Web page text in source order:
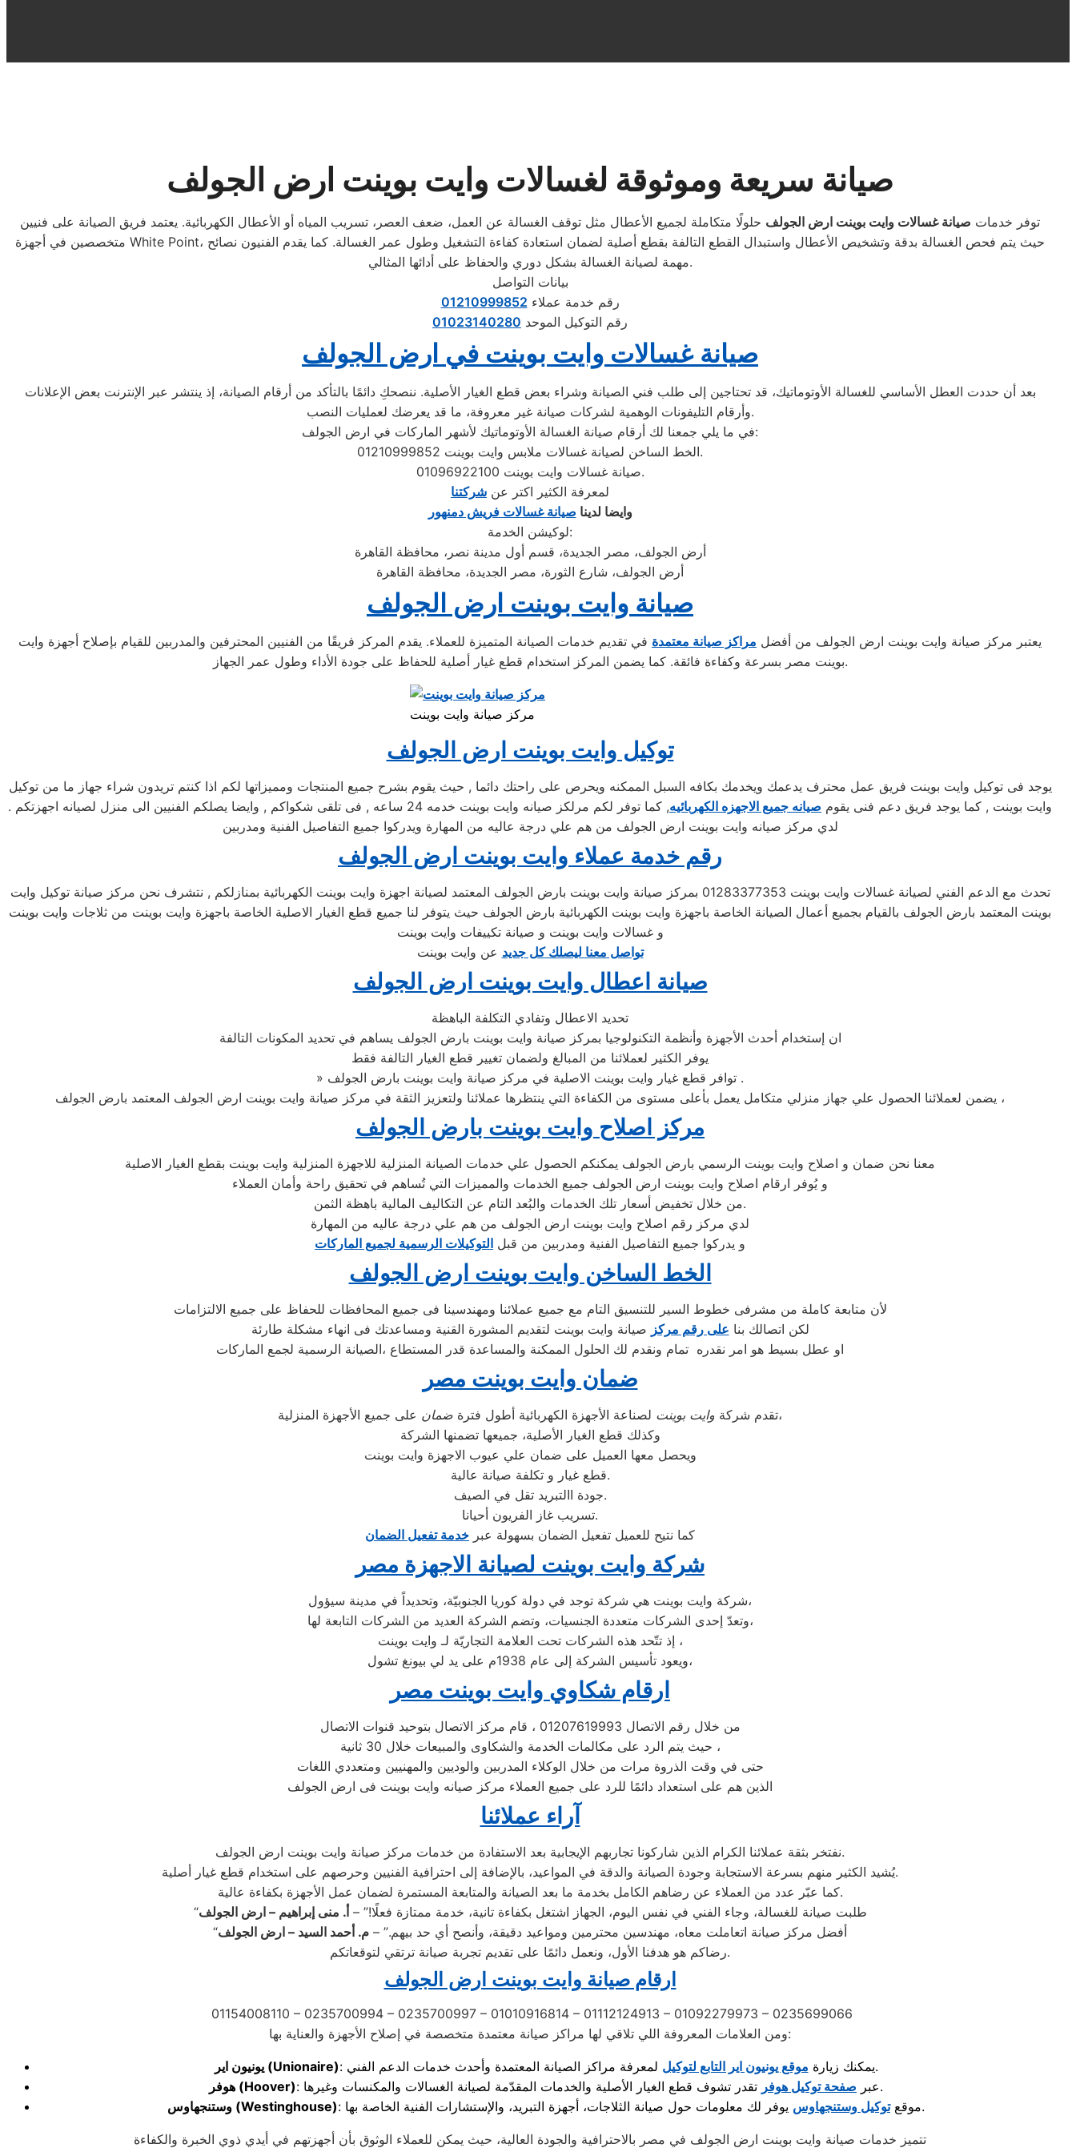
صيانة سريعة وموثوقة لغسالات وايت بوينت ارض الجولف
توفر خدمات صيانة غسالات وايت بوينت ارض الجولف حلولًا متكاملة لجميع الأعطال مثل توقف الغسالة عن العمل، ضعف العصر، تسريب المياه أو الأعطال الكهربائية. يعتمد فريق الصيانة على فنيين
White Point، حيث يتم فحص الغسالة بدقة وتشخيص الأعطال واستبدال القطع التالفة بقطع أصلية لضمان استعادة كفاءة التشغيل وطول عمر الغسالة. كما يقدم الفنيون نصائح
مهمة لصيانة الغسالة بشكل دوري والحفاظ على أدائها المثالي.
بيانات التواصل
رقم خدمة عملاء 01210999852
رقم التوكيل الموحد 01023140280
صيانة غسالات وايت بوينت في ارض الجولف
بعد أن حددت العطل الأساسي للغسالة الأوتوماتيك، قد تحتاجين إلى طلب فني الصيانة وشراء بعض قطع الغيار الأصلية. ننصحكِ دائمًا بالتأكد من أرقام الصيانة، إذ ينتشر عبر الإنترنت بعض الإعلانات
وأرقام التليفونات الوهمية لشركات صيانة غير معروفة، ما قد يعرضك لعمليات النصب.
في ما يلي جمعنا لك أرقام صيانة الغسالة الأوتوماتيك لأشهر الماركات في ارض الجولف:
الخط الساخن لصيانة غسالات ملابس وايت بوينت 01210999852.
صيانة غسالات وايت بوينت 01096922100.
لمعرفة الكثير اكتر عن شركتنا
وايضا لدينا صيانة غسالات فريش دمنهور
لوكيشن الخدمة:
أرض الجولف، مصر الجديدة، قسم أول مدينة نصر، محافظة القاهرة
أرض الجولف، شارع الثورة، مصر الجديدة، محافظة القاهرة
صيانة وايت بوينت ارض الجولف
يعتبر مركز صيانة وايت بوينت ارض الجولف من أفضل مراكز صيانة معتمدة في تقديم خدمات الصيانة المتميزة للعملاء. يقدم المركز فريقًا من الفنيين المحترفين والمدربين للقيام بإصلاح أجهزة وايت
بوينت مصر بسرعة وكفاءة فائقة. كما يضمن المركز استخدام قطع غيار أصلية للحفاظ على جودة الأداء وطول عمر الجهاز.
مركز صيانة وايت بوينت
توكيل وايت بوينت ارض الجولف
يوجد فى توكيل وايت بوينت فريق عمل محترف يدعمك ويخدمك بكافه السبل الممكنه ويحرص على راحتك دائما , حيث يقوم بشرح جميع المنتجات ومميزاتها لكم اذا كنتم تريدون شراء جهاز ما من توكيل
وايت بوينت , كما يوجد فريق دعم فنى يقوم صيانه جميع الاجهزه الكهربائيه
, كما توفر لكم مرلكز صيانه وايت بوينت خدمه 24 ساعه , فى تلقى شكواكم , وايضا يصلكم الفنيين الى منزل لصيانه اجهزتكم .
لدي مركز صيانه وايت بوينت ارض الجولف من هم علي درجة عاليه من المهارة ويدركوا جميع التفاصيل الفنية ومدربين
رقم خدمة عملاء وايت بوينت ارض الجولف
تحدث مع الدعم الفني لصيانة غسالات وايت بوينت 01283377353 بمركز صيانة وايت بوينت بارض الجولف المعتمد لصيانة اجهزة وايت بوينت الكهربائية بمنازلكم , نتشرف نحن مركز صيانة توكيل وايت
بوينت المعتمد بارض الجولف بالقيام بجميع أعمال الصيانة الخاصة باجهزة وايت بوينت الكهربائية بارض الجولف حيث يتوفر لنا جميع قطع الغيار الاصلية الخاصة باجهزة وايت بوينت من ثلاجات وايت بوينت
و غسالات وايت بوينت و صيانة تكييفات وايت بوينت
تواصل معنا ليصلك كل جديد عن وايت بوينت
صيانة اعطال وايت بوينت ارض الجولف
تحديد الاعطال وتفادي التكلفة الباهظة
ان إستخدام أحدث الأجهزة وأنظمة التكنولوجيا بمركز صيانة وايت بوينت بارض الجولف يساهم في تحديد المكونات التالفة
يوفر الكثير لعملائنا من المبالغ ولضمان تغيير قطع الغيار التالفة فقط
» توافر قطع غيار وايت بوينت الاصلية في مركز صيانة وايت بوينت بارض الجولف .
يضمن لعملائنا الحصول علي جهاز منزلي متكامل يعمل بأعلى مستوى من الكفاءة التي ينتظرها عملائنا ولتعزيز الثقة في مركز صيانة وايت بوينت ارض الجولف المعتمد بارض الجولف ،
مركز اصلاح وايت بوينت بارض الجولف
معنا نحن ضمان و اصلاح وايت بوينت الرسمي بارض الجولف يمكنكم الحصول علي خدمات الصيانة المنزلية للاجهزة المنزلية وايت بوينت بقطع الغيار الاصلية
و يُوفر ارقام اصلاح وايت بوينت ارض الجولف جميع الخدمات والمميزات التي تُساهم في تحقيق راحة وأمان العملاء
من خلال تخفيض أسعار تلك الخدمات والبُعد التام عن التكاليف المالية باهظة الثمن.
لدي مركز رقم اصلاح وايت بوينت ارض الجولف من هم علي درجة عاليه من المهارة
و يدركوا جميع التفاصيل الفنية ومدربين من قبل التوكيلات الرسمية لجميع الماركات
الخط الساخن وايت بوينت ارض الجولف
لأن متابعة كاملة من مشرفى خطوط السير للتنسيق التام مع جميع عملائنا ومهندسينا فى جميع المحافظات للحفاظ على جميع الالتزامات
لكن اتصالك بنا على رقم مركز صيانة وايت بوينت لتقديم المشورة القنية ومساعدتك فى انهاء مشكلة طارئة
او عطل بسيط هو امر نقدره تمام ونقدم لك الحلول الممكنة والمساعدة قدر المستطاع ،الصيانة الرسمية لجمع الماركات
ضمان وايت بوينت مصر
تقدم شركة وايت بوينت لصناعة الأجهزة الكهربائية أطول فترة ضمان
على جميع الأجهزة المنزلية،
وكذلك قطع الغيار الأصلية، جميعها تضمنها الشركة
ويحصل معها العميل على ضمان علي عيوب الاجهزة وايت بوينت
قطع غيار و تكلفة صيانة عالية.
جودة االتبريد تقل في الصيف.
تسريب غاز الفريون أحيانا.
كما نتيح للعميل تفعيل الضمان بسهولة عبر خدمة تفعيل الضمان
شركة وايت بوينت لصيانة الاجهزة مصر
شركة وايت بوينت هي شركة توجد في دولة كوريا الجنوبيّة، وتحديداً في مدينة سيؤول،
وتعدّ إحدى الشركات متعددة الجنسيات، وتضم الشركة العديد من الشركات التابعة لها،
إذ تتّحد هذه الشركات تحت العلامة التجاريّة لـ وايت بوينت ،
ويعود تأسيس الشركة إلى عام 1938م على يد لي بيونغ تشول،
ارقام شكاوي وايت بوينت مصر
من خلال رقم الاتصال 01207619993 ، قام مركز الاتصال بتوحيد قنوات الاتصال
حيث يتم الرد على مكالمات الخدمة والشكاوى والمبيعات خلال 30 ثانية ،
حتى في وقت الذروة مرات من خلال الوكلاء المدربين والوديين والمهنيين ومتعددي اللغات
الذين هم على استعداد دائمًا للرد على جميع العملاء مركز صيانه وايت بوينت فى ارض الجولف
آراء عملائنا
نفتخر بثقة عملائنا الكرام الذين شاركونا تجاربهم الإيجابية بعد الاستفادة من خدمات مركز صيانة وايت بوينت ارض الجولف.
يُشيد الكثير منهم بسرعة الاستجابة وجودة الصيانة والدقة في المواعيد، بالإضافة إلى احترافية الفنيين وحرصهم على استخدام قطع غيار أصلية.
كما عبّر عدد من العملاء عن رضاهم الكامل بخدمة ما بعد الصيانة والمتابعة المستمرة لضمان عمل الأجهزة بكفاءة عالية.
“طلبت صيانة للغسالة، وجاء الفني في نفس اليوم، الجهاز اشتغل بكفاءة تانية، خدمة ممتازة فعلًا!” – أ. منى إبراهيم – ارض الجولف
“أفضل مركز صيانة اتعاملت معاه، مهندسين محترمين ومواعيد دقيقة، وأنصح أي حد بيهم.” – م. أحمد السيد – ارض الجولف
رضاكم هو هدفنا الأول، ونعمل دائمًا على تقديم تجربة صيانة ترتقي لتوقعاتكم.
ارقام صيانة وايت بوينت ارض الجولف
01154008110 – 0235700994 – 0235700997 – 01010916814 – 01112124913 – 01092279973 – 0235699066
ومن العلامات المعروفة اللي تلاقي لها مراكز صيانة معتمدة متخصصة في إصلاح الأجهزة والعناية بها:
يونيون اير(Unionaire) : يمكنك زيارة موقع يونيون اير التابع لتوكيل
لمعرفة مراكز الصيانة المعتمدة وأحدث خدمات الدعم الفني.
هوفر (Hoover) : عبر صفحة توكيل هوفر
تقدر تشوف قطع الغيار الأصلية والخدمات المقدّمة لصيانة الغسالات والمكنسات وغيرها.
وستنجهاوس (Westinghouse) : موقعتوكيل وستنجهاوس يوفر لك معلومات حول صيانة الثلاجات، أجهزة التبريد، والإستشارات الفنية الخاصة بها.
تتميز خدمات صيانة وايت بوينت ارض الجولف في مصر بالاحترافية والجودة العالية، حيث يمكن للعملاء الوثوق بأن أجهزتهم في أيدي ذوي الخبرة والكفاءة